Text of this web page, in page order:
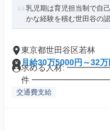
乳児期は育児担当制で自
かな経験を積む世田谷の
東京都世田谷区若林
月給30万5000円～32万
求める人材:
件
交通費支給